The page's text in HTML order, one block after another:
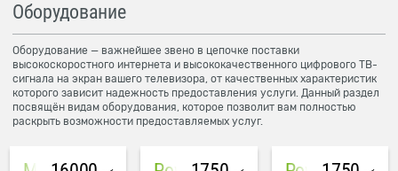
Оборудование
Оборудование — важнейшее звено в цепочке поставки
высокоскоростного интернета и высококачественного цифрового ТВ-
сигнала на экран вашего телевизора, от качественных характеристик
которого зависит надежность предоставления услуги. Данный раздел
посвящён видам оборудования, которое позволит вам полностью
раскрыть возможности предоставляемых услуг.